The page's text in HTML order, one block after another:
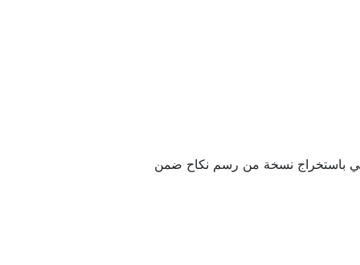
لي باستخراج نسخة من رسم نكاح ضمن